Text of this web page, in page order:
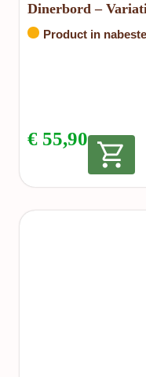
Dinerbord –
Product in
€ 55,90